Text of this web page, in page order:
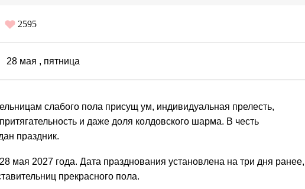
2595
28 мая , пятница
слабого пола присущ ум, индивидуальная прелесть,
и даже доля колдовского шарма. В честь
праздник.
мая 2027 года. Дата празднования установлена на три дня ранее,
прекрасного пола.